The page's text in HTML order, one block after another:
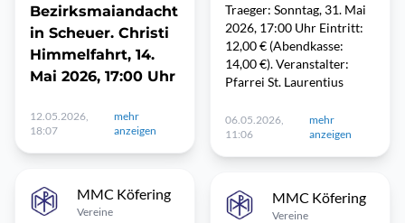
Bezirksmaiandacht
in Scheuer. Christi
Himmelfahrt, 14.
Mai 2026, 17:00 Uhr
12.05.2026,
18:07
mehr
anzeigen
MMC Köfering
Vereine
Traeger: Sonntag, 31. Mai
2026, 17:00 Uhr Eintritt:
12,00 € (Abendkasse:
14,00 €). Veranstalter:
Pfarrei St. Laurentius
06.05.2026,
11:06
mehr
anzeigen
MMC Köfering
Vereine